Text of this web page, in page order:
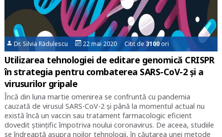
Dr. Silvia Rădulescu 22 mai 2020 Citit de 3100ori
Utilizarea tehnologiei de editare genomică CRISPR
în strategia pentru combaterea SARS-CoV-2 și a
virusurilor gripale
Încă din luna martie omenirea se confruntă cu pandemia
cauzată de virusul SARS-CoV-2 și până la momentul actual nu
există încă un vaccin sau tratament farmacologic eficient
dovedit științific împotriva noului coronavirus. De aceea, studiile
se îndreaptă asupra noilor tehnologii, în căutarea unei metode